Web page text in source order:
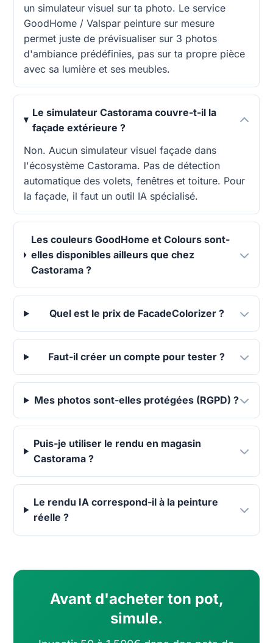
un simulateur visuel sur ta photo. Le service
GoodHome / Valspar peinture sur mesure
permet juste de prévisualiser sur 3 photos
d'ambiance prédéfinies, pas sur ta propre pièce
avec sa lumière et ses meubles.
Le simulateur Castorama couvre-t-il la
façade extérieure ?
Non. Aucun simulateur visuel façade dans
l'écosystème Castorama. Pas de détection
automatique des volets, fenêtres et toiture. Pour
la façade, il faut un outil IA spécialisé.
Les couleurs GoodHome et Colours sont-
elles disponibles ailleurs que chez
Castorama ?
Quel est le prix de FacadeColorizer ?
Faut-il créer un compte pour tester ?
Mes photos sont-elles protégées (RGPD) ?
Puis-je utiliser le rendu en magasin
Castorama ?
Le rendu IA correspond-il à la peinture
réelle ?
Avant d'acheter ton pot,
simule.